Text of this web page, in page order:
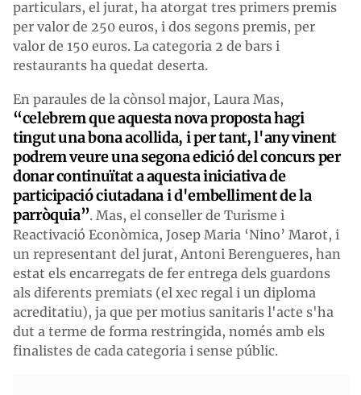
particulars, el jurat, ha atorgat tres primers premis
per valor de 250 euros, i dos segons premis, per
valor de 150 euros. La categoria 2 de bars i
restaurants ha quedat deserta.
En paraules de la cònsol major, Laura Mas,
“celebrem que aquesta nova proposta hagi
tingut una bona acollida, i per tant, l'any vinent
podrem veure una segona edició del concurs per
donar continuïtat a aquesta iniciativa de
participació ciutadana i d'embelliment de la
parròquia”. Mas, el conseller de Turisme i
Reactivació Econòmica, Josep Maria ‘Nino’ Marot, i
un representant del jurat, Antoni Berengueres, han
estat els encarregats de fer entrega dels guardons
als diferents premiats (el xec regal i un diploma
acreditatiu), ja que per motius sanitaris l'acte s'ha
dut a terme de forma restringida, només amb els
finalistes de cada categoria i sense públic.